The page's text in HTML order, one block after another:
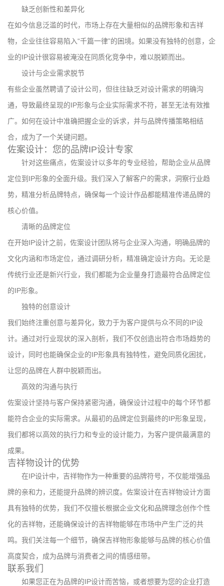
缺乏创新性和差异化
在如今信息泛滥的时代，市场上存在大量相似的品牌形象和吉祥
物，企业往往容易陷入“千篇一律”的困境。如果没有独特的创意，企
业的IP设计很容易被淹没在同质化竞争中，难以脱颖而出。
设计与企业需求脱节
有些企业虽然聘请了设计公司，但往往缺乏对设计需求的明确沟
通，导致最终呈现的IP形象与企业实际需求不符，甚至无法有效推
广。如何在设计中准确把握企业的诉求，并与品牌传播策略相结
合，成为了一个关键问题。
佐案设计：您的品牌IP设计专家
针对这些痛点，佐案设计以多年的专业经验，帮助企业从品牌
定位到IP形象的全面升级。我们深入了解客户的需求，洞察行业趋
势，精准分析品牌特点，确保每一个设计作品都能精准传递品牌的
核心价值。
清晰的品牌定位
在开始IP设计之前，佐案设计团队将与企业深入沟通，明确品牌的
文化内涵和市场定位，通过调研分析，精准确定设计方向。无论是
传统行业还是新兴行业，我们都能为企业量身打造最符合品牌定位
的IP形象。
独特的创意设计
我们始终注重创意与差异化，致力于为客户提供与众不同的IP设
计。通过对行业现状的深入剖析，我们不仅创造出符合市场趋势的
设计，同时也能确保企业的IP形象具有独特性，避免同质化困扰，
让您的品牌在人群中脱颖而出。
高效的沟通与执行
佐案设计坚持与客户保持紧密沟通，确保设计过程中的每个环节都
能符合企业的实际需求。从最初的品牌定位到最终的IP形象呈现，
我们都将以高效的执行力和专业的设计能力，为客户提供最满意的
成果。
吉祥物设计的优势
在IP设计中，吉祥物作为一种重要的品牌符号，不仅能增强品
牌的亲和力，还能提升品牌的辨识度。佐案设计在吉祥物设计方面
具有独特的优势，我们不仅擅长根据企业文化和品牌理念创作个性
化的吉祥物，还能确保设计的吉祥物能够在市场中产生广泛的共
鸣。我们关注每一个细节，确保吉祥物形象能够与品牌的核心价值
高度契合，成为品牌与消费者之间的情感纽带。
联系我们
如果您正在为品牌的IP设计而苦恼，或者想要为您的企业打造